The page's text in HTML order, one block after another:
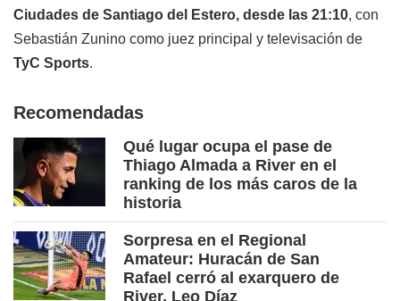
Ciudades de Santiago del Estero, desde las 21:10, con
Sebastián Zunino como juez principal y televisación de
TyC Sports.
Recomendadas
Qué lugar ocupa el pase de
Thiago Almada a River en el
ranking de los más caros de la
historia
Sorpresa en el Regional
Amateur: Huracán de San
Rafael cerró al exarquero de
River, Leo Díaz